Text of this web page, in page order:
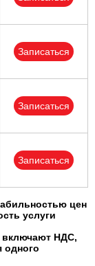
Записаться
Записаться
Записаться
цен
услуги
включают НДС,
одного